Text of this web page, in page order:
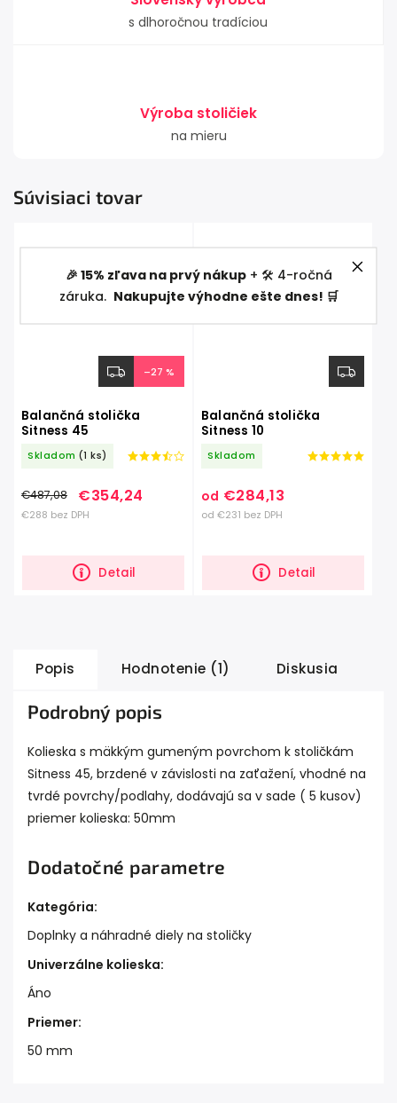
🎉 15% zľava na prvý nákup+ 🛠️ 4-ročná
záruka. Nakupujte výhodne ešte dnes! 🛒
s dlhoročnou tradíciou
Výroba stoličiek
na mieru
Súvisiaci tovar
–27 %
Balančná stolička
Sitness 45
Skladom (1 ks)
€288 bez DPH
€487,08 €354,24
Detail
Balančná stolička
Sitness 10
Skladom
od €231 bez DPH
od €284,13
Detail
Popis Hodnotenie (1) Diskusia
Podrobný popis
Kolieska s mäkkým gumeným povrchom k stoličkám
Sitness 45, brzdené v závislosti na zaťažení, vhodné na
tvrdé povrchy/podlahy, dodávajú sa v sade ( 5 kusov)
priemer kolieska: 50mm
Dodatočné parametre
Kategória:
Doplnky a náhradné diely na stoličky
Univerzálne kolieska:
Áno
Priemer:
50 mm